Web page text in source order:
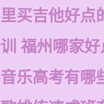
买吉他好点
福州哪家
乐高考有哪